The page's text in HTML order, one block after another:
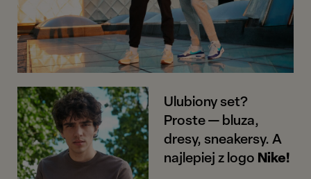
Ulubiony set?
Proste — bluza,
dresy, sneakersy. A
najlepiej z logo Nike!